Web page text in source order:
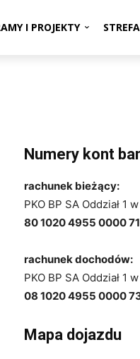
I PROJEKTY
Numery kont
rachunek bieżący:
PKO BP SA Oddział 1
80 1020 4955 0000
rachunek dochodów:
PKO BP SA Oddział 1
08 1020 4955 0000
Mapa dojazdu